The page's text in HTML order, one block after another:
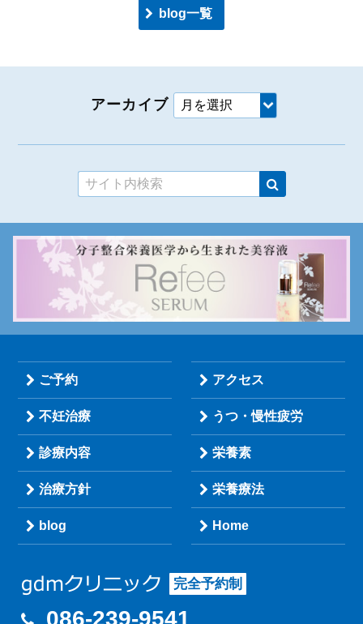
blog一覧
アーカイブ
ご予約 アクセス
不妊治療 うつ・慢性疲労
診療内容 栄養素
治療方針 栄養療法
blog Home
完全予約制
086-239-9541